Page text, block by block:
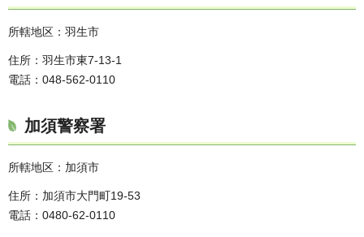
所轄地区：羽生市
住所：羽生市東7-13-1
電話：048-562-0110
加須警察署
所轄地区：加須市
住所：加須市大門町19-53
電話：0480-62-0110